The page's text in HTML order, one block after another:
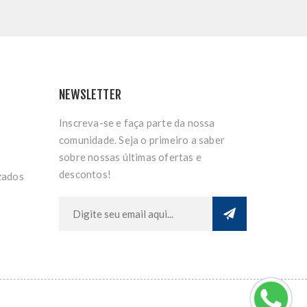
NEWSLETTER
Inscreva-se e faça parte da nossa
comunidade. Seja o primeiro a saber
sobre nossas últimas ofertas e
descontos!